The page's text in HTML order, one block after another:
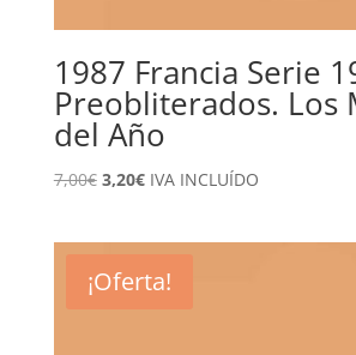
1987 Francia Serie
Preobliterados. Los
del Año
7,00€ El
7,00€.
3,20€El
3,20€.
IVA INCLUÍDO
¡Oferta!